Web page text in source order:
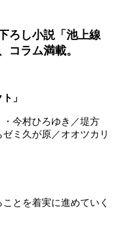
ろし小説「池上線
コラム満載。
」
今村ひろゆき／堤方
ミ久が原／オオツカリ
とを着実に進めていく